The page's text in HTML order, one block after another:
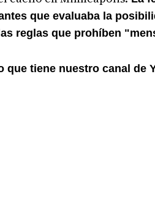
que evaluaba la
reglas que prohíben
que tiene nuestro canal de